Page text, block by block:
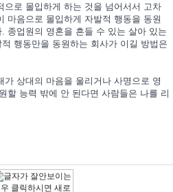
로 몰입하게 하는 것을 넘어서서 고차
마음으로 몰입하게 자발적 행동을 동원
종업원의 영혼을 흔들 수 있는 살아 있는
행동만을 동원하는 회사가 이길 방법은
상대의 마음을 울리거나 사명으로 영
할 능력 밖에 안 된다면 사람들은 나를 리